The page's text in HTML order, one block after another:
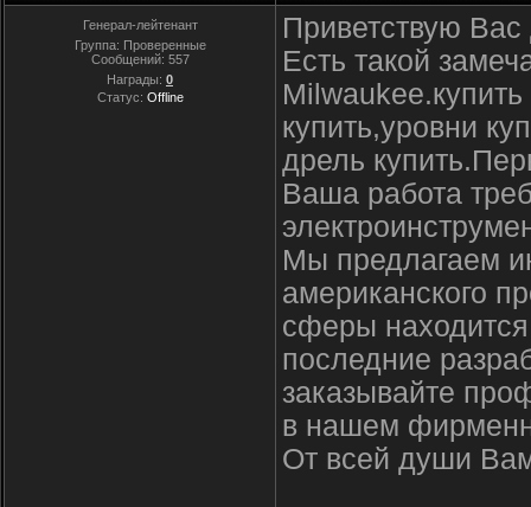
Генерал-лейтенант
Группа: Проверенные
Сообщений: 557
Награды: 0
Статус: Offline
Приветствую
Есть такой
купить,уровни
дрель
Ваша работа
Мы предлагаем
американского
сферы
последние
заказывайте
в нашем
От всей души